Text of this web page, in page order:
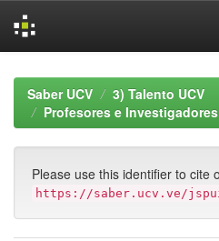
navigationSaber UCV
3) Talento UCV
Profesores e Investigadores
Please use this identifier to cite
https://saber.ucv.ve/